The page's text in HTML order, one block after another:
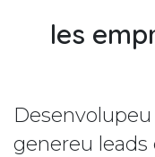
les
genereu